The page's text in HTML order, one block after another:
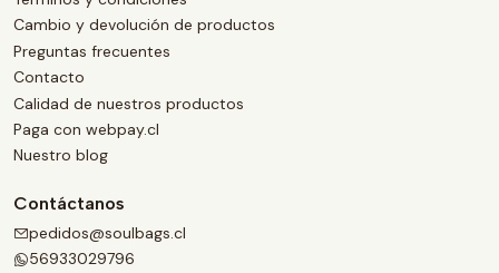
Cambio y devolución de productos
Preguntas frecuentes
Contacto
Calidad de nuestros productos
Paga con webpay.cl
Nuestro blog
Contáctanos
pedidos@soulbags.cl
56933029796